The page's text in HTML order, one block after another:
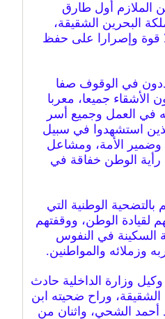
الملازم أول طارق
البحرين الشقيقة،
قوة وإصرارا على حفظ
في الوقوف صفا
الأشقاء جميعا، معربا
في العمل وجميع أسر
استشهدوا في سبيل
وضمير الأمة، ومشاعل
رأية الوطن خفاقة في
الوطنية التي
لقيادة الوطن، ووقفتهم
السكينة في النفوس
وزملائه والمواطنين.
وزارة الداخلية حادث
الشقيقة، وراح ضحيته ابن
أحمد الشحي، واثنان من